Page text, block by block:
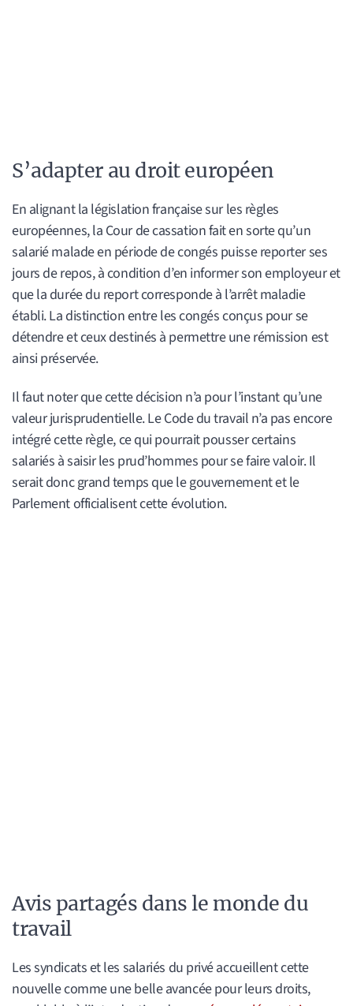
S’adapter au droit européen
En alignant la législation française sur les règles
européennes, la Cour de cassation fait en sorte qu’un
salarié malade en période de congés puisse reporter ses
jours de repos, à condition d’en informer son employeur et
que la durée du report corresponde à l’arrêt maladie
établi. La distinction entre les congés conçus pour se
détendre et ceux destinés à permettre une rémission est
ainsi préservée.
Il faut noter que cette décision n’a pour l’instant qu’une
valeur jurisprudentielle. Le Code du travail n’a pas encore
intégré cette règle, ce qui pourrait pousser certains
salariés à saisir les prud’hommes pour se faire valoir. Il
serait donc grand temps que le gouvernement et le
Parlement officialisent cette évolution.
Avis partagés dans le monde du
travail
Les syndicats et les salariés du privé accueillent cette
nouvelle comme une belle avancée pour leurs droits,